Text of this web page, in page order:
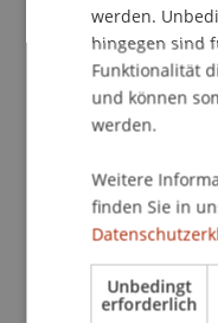
Im ersten Teil
designierter
für
Liechtenstein,
zeigt Methoden
werden kann.
Bogen zu
werden.
hingegen sind
Funktionalität
und können
werden.
Weitere
finden Sie in
Unbedingt
erforderlich